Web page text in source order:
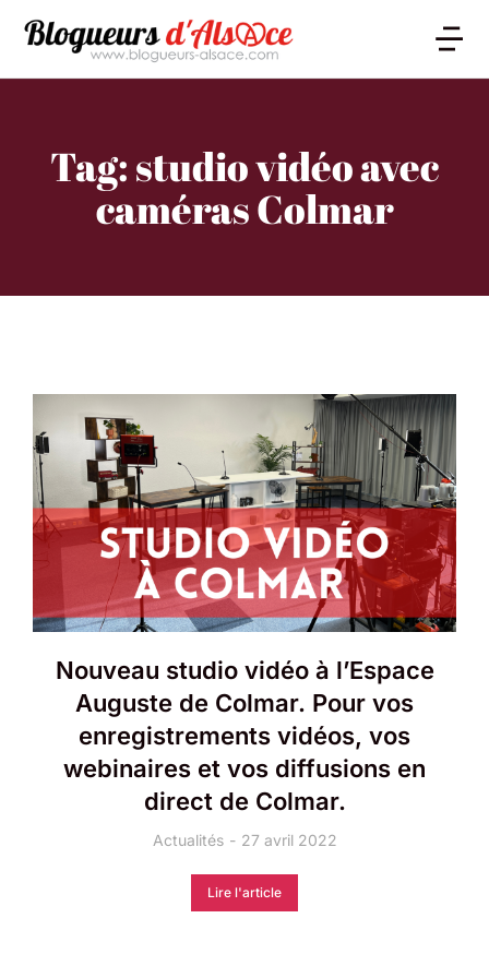
Tag: studio vidéo avec
caméras Colmar
Nouveau studio vidéo à l’Espace
Auguste de Colmar. Pour vos
enregistrements vidéos, vos
webinaires et vos diffusions en
direct de Colmar.
Actualités 27 avril 2022
Lire l'article